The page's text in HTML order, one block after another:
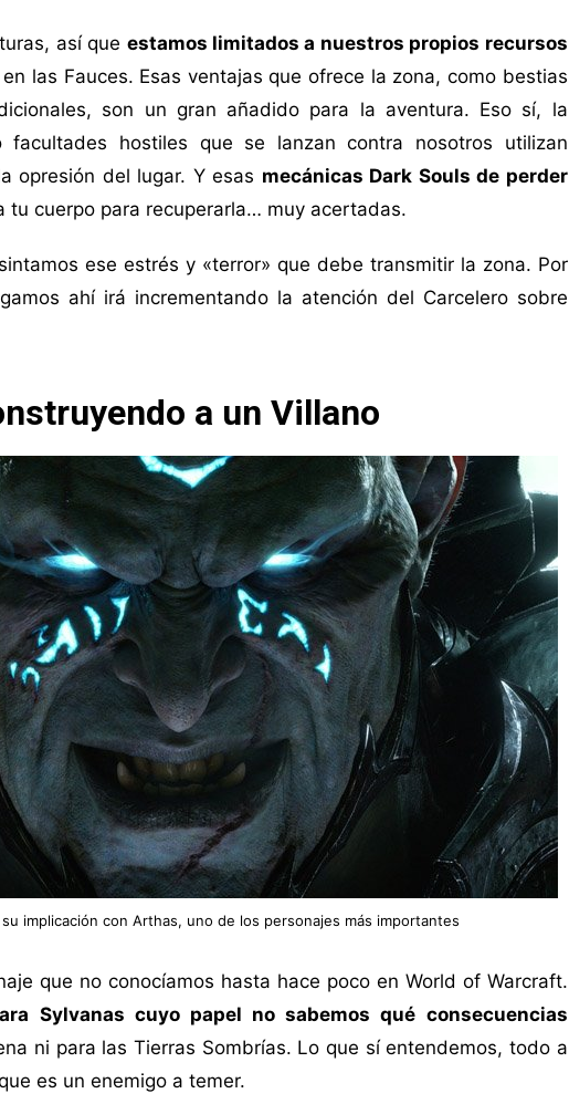
así que estamos limitados a nuestros propios recursos
las Fauces. Esas ventajas que ofrece la zona, como bestias
son un gran añadido para la aventura. Eso sí, la
facultades hostiles que se lanzan contra nosotros utilizan
opresión del lugar. Y esas mecánicas Dark Souls de perder
tu cuerpo para recuperarla… muy acertadas.
ese estrés y «terror» que debe transmitir la zona. Por
ahí irá incrementando la atención del Carcelero sobre
a un Villano
implicación con Arthas, uno de los personajes más importantes
que no conocíamos hasta hace poco en World of Warcraft.
Sylvanas cuyo papel no sabemos qué consecuencias
ni para las Tierras Sombrías. Lo que sí entendemos, todo a
es un enemigo a temer.